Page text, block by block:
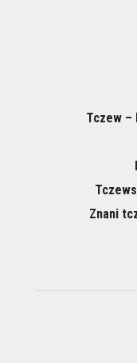
Tczew –
Znani